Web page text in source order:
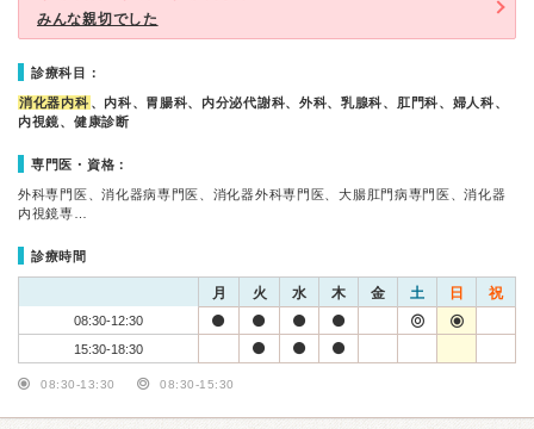
みんな親切でした
診療科目：
消化器内科 、内科、胃腸科、内分泌代謝科、外科、乳腺科、肛門科、婦人科、
内視鏡、健康診断
専門医・資格：
外科専門医、消化器病専門医、消化器外科専門医、大腸肛門病専門医、消化器
内視鏡専…
診療時間
月 火 水 木 金 土 日 祝
08:30-12:30
15:30-18:30
08:30-13:30 08:30-15:30